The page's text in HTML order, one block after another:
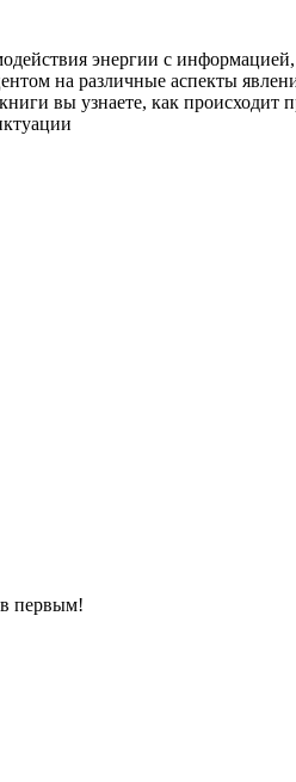
энергии с
на различные аспекты
вы узнаете, как
первым!